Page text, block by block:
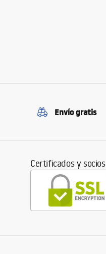
Envío gratis
Certificados y socios